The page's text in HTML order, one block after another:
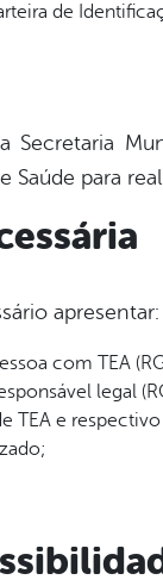
de
Secretaria
Saúde para
apresentar:
com TEA
legal
TEA e respectivo